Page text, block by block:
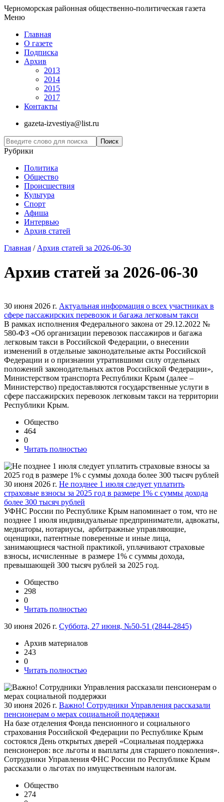
Черноморская районная общественно-политическая газета
Меню
Главная
О газете
Подписка
Архив
2013
2014
2015
2017
Контакты
gazeta-izvestiya@list.ru
Рубрики
Политика
Общество
Проиcшествия
Культура
Спорт
Афиша
Интервью
Архив статей
Главная / Архив статей за 2026-06-30
Архив статей за 2026-06-30
30 июня 2026 г. Актуальная информация о всех участниках в
сфере пассажирских перевозок и багажа легковым такси
⁠В рамках исполнения Федерального закона от 29.12.2022 №
580-ФЗ «Об организации перевозок пассажиров и багажа
легковым такси в Российской Федерации, о внесении
изменений в отдельные законодательные акты Российской
Федерации и о признании утратившими силу отдельных
положений законодательных актов Российской Федерации»,
Министерством транспорта Республики Крым (далее –
Министерство) предоставляются государственные услуги в
сфере пассажирских перевозок легковым такси на территории
Республики Крым.
Общество
464
0
Читать полностью
30 июня 2026 г. Не позднее 1 июля следует уплатить
страховые взносы за 2025 год в размере 1% с суммы дохода
более 300 тысяч рублей
УФНС России по Республике Крым напоминает о том, что не
позднее 1 июля индивидуальные предприниматели, адвокаты,
медиаторы, нотариусы, арбитражные управляющие,
оценщики, патентные поверенные и иные лица,
занимающиеся частной практикой, уплачивают страховые
взносы, исчисленные в размере 1% с суммы дохода,
превышающей 300 тысяч рублей за 2025 год.
Общество
298
0
Читать полностью
30 июня 2026 г. Суббота, 27 июня, №50-51 (2844-2845)
Архив материалов
243
0
Читать полностью
30 июня 2026 г. Важно! Сотрудники Управления рассказали
пенсионерам о мерах социальной поддержки
На базе отделения Фонда пенсионного и социального
страхования Российской Федерации по Республике Крым
состоялся День открытых дверей «Социальная поддержка
пенсионеров: все льготы и выплаты для старшего поколения».
Сотрудники Управления ФНС России по Республике Крым
рассказали о льготах по имущественным налогам.
Общество
274